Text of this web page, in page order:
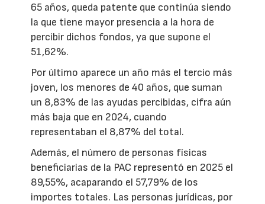
65 años, queda patente que continúa siendo
la que tiene mayor presencia a la hora de
percibir dichos fondos, ya que supone el
51,62%.
Por último aparece un año más el tercio más
joven, los menores de 40 años, que suman
un 8,83% de las ayudas percibidas, cifra aún
más baja que en 2024, cuando
representaban el 8,87% del total.
Además, el número de personas físicas
beneficiarias de la PAC representó en 2025 el
89,55%, acaparando el 57,79% de los
importes totales. Las personas jurídicas, por